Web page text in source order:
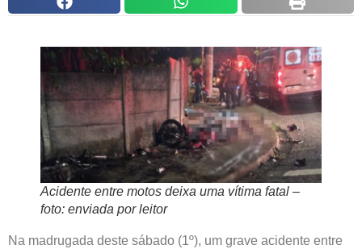
Acidente entre motos deixa uma vítima fatal –
foto: enviada por leitor
Na madrugada deste sábado (1º), um grave acidente entre